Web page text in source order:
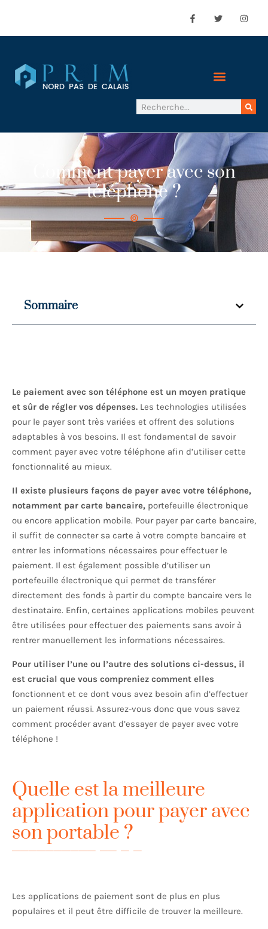
Comment payer avec son
téléphone ?
Sommaire
Le paiement avec son téléphone est un moyen pratique
et sûr de régler vos dépenses. Les technologies utilisées
pour le payer sont très variées et offrent des solutions
adaptables à vos besoins. Il est fondamental de savoir
comment payer avec votre téléphone afin d’utiliser cette
fonctionnalité au mieux.
Il existe plusieurs façons de payer avec votre téléphone,
notamment par carte bancaire, portefeuille électronique
ou encore application mobile. Pour payer par carte bancaire,
il suffit de connecter sa carte à votre compte bancaire et
entrer les informations nécessaires pour effectuer le
paiement. Il est également possible d’utiliser un
portefeuille électronique qui permet de transférer
directement des fonds à partir du compte bancaire vers le
destinataire. Enfin, certaines applications mobiles peuvent
être utilisées pour effectuer des paiements sans avoir à
rentrer manuellement les informations nécessaires.
Pour utiliser l’une ou l’autre des solutions ci-dessus, il
est crucial que vous compreniez comment elles
fonctionnent et ce dont vous avez besoin afin d’effectuer
un paiement réussi. Assurez-vous donc que vous savez
comment procéder avant d’essayer de payer avec votre
téléphone !
Quelle est la meilleure
application pour payer avec
son portable ?
Les applications de paiement sont de plus en plus
populaires et il peut être difficile de trouver la meilleure.